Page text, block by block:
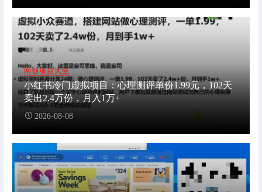
网创项目大全
小红书冷门虚拟项目：心理测评单份1.99元，102天
卖出2.4万份，月入1万+
2026-08-08